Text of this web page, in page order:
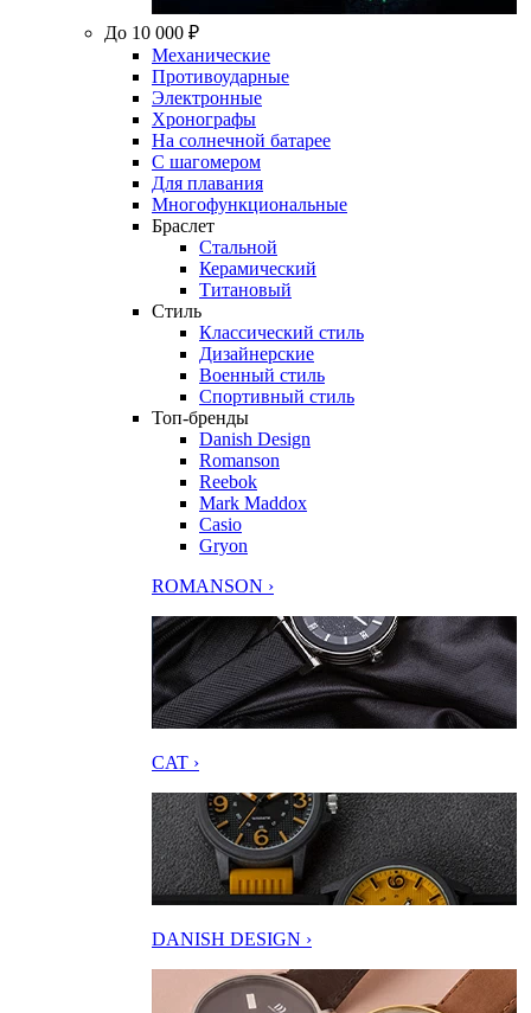
До 10 000 ₽
Механические
Противоударные
Электронные
Хронографы
На солнечной батарее
С шагомером
Для плавания
Многофункциональные
Браслет
Стальной
Керамический
Титановый
Стиль
Классический стиль
Дизайнерские
Военный стиль
Спортивный стиль
Топ-бренды
Danish Design
Romanson
Reebok
Mark Maddox
Casio
Gryon
ROMANSON ›
CAT ›
DANISH DESIGN ›